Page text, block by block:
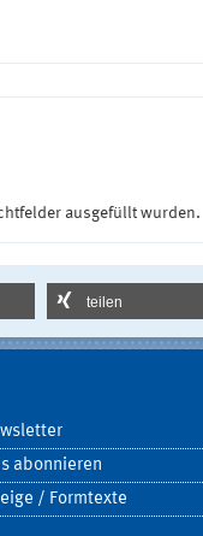
ausgefüllt wurden.
teilen
abonnieren
/ Formtexte